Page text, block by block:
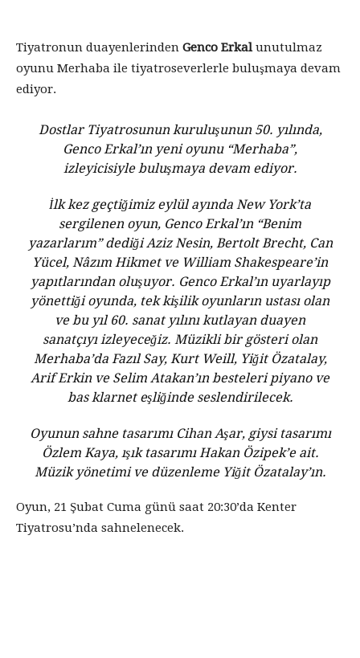
Tiyatronun duayenlerinden Genco Erkalunutulmaz
oyunu Merhaba ile tiyatroseverlerle buluşmaya devam
ediyor.
Dostlar Tiyatrosunun kuruluşunun 50. yılında,
Genco Erkal’ın yeni oyunu “Merhaba”,
izleyicisiyle buluşmaya devam ediyor.
İlk kez geçtiğimiz eylül ayında New York’ta
sergilenen oyun, Genco Erkal’ın “Benim
yazarlarım” dediği Aziz Nesin, Bertolt Brecht, Can
Yücel, Nâzım Hikmet ve William Shakespeare’in
yapıtlarından oluşuyor. Genco Erkal’ın uyarlayıp
yönettiği oyunda, tek kişilik oyunların ustası olan
ve bu yıl 60. sanat yılını kutlayan duayen
sanatçıyı izleyeceğiz. Müzikli bir gösteri olan
Merhaba’da Fazıl Say, Kurt Weill, Yiğit Özatalay,
Arif Erkin ve Selim Atakan’ın besteleri piyano ve
bas klarnet eşliğinde seslendirilecek.
Oyunun sahne tasarımı Cihan Aşar, giysi tasarımı
Özlem Kaya, ışık tasarımı Hakan Özipek’e ait.
Müzik yönetimi ve düzenleme Yiğit Özatalay’ın.
Oyun, 21 Şubat Cuma günü saat 20:30’da Kenter
Tiyatrosu’nda sahnelenecek.